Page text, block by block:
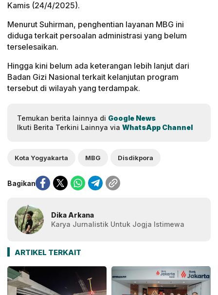
Kamis (24/4/2025).
Menurut Suhirman, penghentian layanan MBG ini
diduga terkait persoalan administrasi yang belum
terselesaikan.
Hingga kini belum ada keterangan lebih lanjut dari
Badan Gizi Nasional terkait kelanjutan program
tersebut di wilayah yang terdampak.
Temukan berita lainnya di Google News
Ikuti Berita Terkini Lainnya via WhatsApp Channel
Kota Yogyakarta MBG Disdikpora
Bagikan
Dika Arkana
Karya Jurnalistik Untuk Jogja Istimewa
ARTIKEL TERKAIT